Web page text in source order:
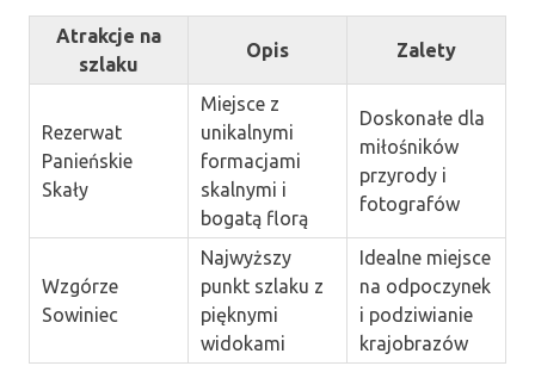
Atrakcje na
szlaku
Opis Zalety
Rezerwat
Panieńskie
Skały
Miejsce z
unikalnymi
formacjami
skalnymi i
bogatą florą
Doskonałe dla
miłośników
przyrody i
fotografów
Wzgórze
Sowiniec
Najwyższy
punkt szlaku z
pięknymi
widokami
Idealne miejsce
na odpoczynek
i podziwianie
krajobrazów